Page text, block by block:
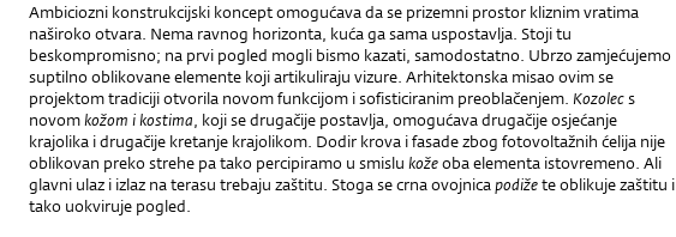
Ambiciozni konstrukcijski koncept omogućava da se prizemni prostor kliznim vratima
naširoko otvara. Nema ravnog horizonta, kuća ga sama uspostavlja. Stoji tu
beskompromisno; na prvi pogled mogli bismo kazati, samodostatno. Ubrzo zamjećujemo
suptilno oblikovane elemente koji artikuliraju vizure. Arhitektonska misao ovim se
projektom tradiciji otvorila novom funkcijom i sofisticiranim preoblačenjem. Kozolecs
novomkožom i kostima, koji se drugačije postavlja, omogućava drugačije osjećanje
krajolika i drugačije kretanje krajolikom. Dodir krova i fasade zbog fotovoltažnih ćelija nije
oblikovan preko strehe pa tako percipiramo u smislu kožeoba elementa istovremeno. Ali
glavni ulaz i izlaz na terasu trebaju zaštitu. Stoga se crna ovojnicapodižete oblikuje zaštitu i
tako uokviruje pogled.